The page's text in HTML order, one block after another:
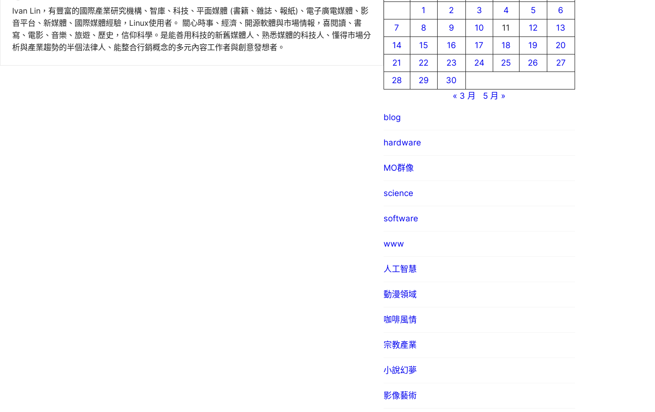
Ivan Lin，有豐富的國際產業研究機構、智庫、科技、平面媒體 (書籍、雜誌、報紙)、電子廣電媒體、影
音平台、新媒體、國際媒體經驗，Linux使用者。 關心時事、經濟、開源軟體與市場情報，喜閱讀、書
寫、電影、音樂、旅遊、歷史，信仰科學。是能善用科技的新舊媒體人、熟悉媒體的科技人、懂得市場分
析與產業趨勢的半個法律人、能整合行銷概念的多元內容工作者與創意發想者。
1
2 3 4 5
6
7
8 9 10 11 12
13
14
15 16 17 18 19
20
21
22 23 24 25 26
27
28
29
30
« 3 月
5 月 »
blog
hardware
MO群像
science
software
www
人工智慧
動漫領域
咖啡風情
宗教產業
小說幻夢
影像藝術